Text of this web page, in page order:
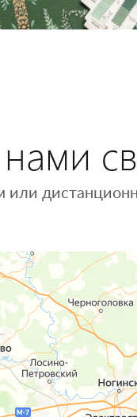
или